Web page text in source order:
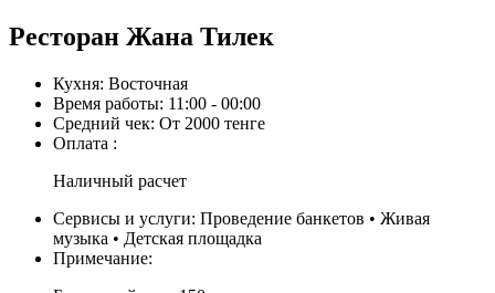
Ресторан Жана Тилек
Кухня: Восточная
Время работы: 11:00 - 00:00
Средний чек: От 2000 тенге
Оплата :
Наличный расчет
Сервисы и услуги: Проведение банкетов • Живая
музыка • Детская площадка
Примечание: